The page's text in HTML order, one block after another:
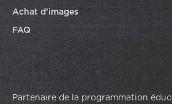
Achat d’images
FAQ
Partenaire de la programmation